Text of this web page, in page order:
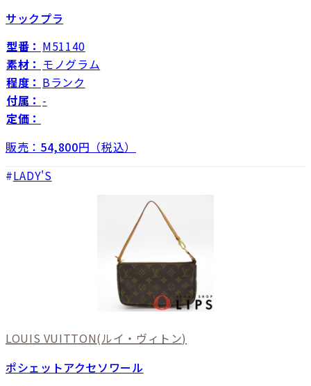
サックプラ
型番： M51140
素材： モノグラム
程度： Bランク
付属： -
定価：
販売： 54,800円（税込）
LADY'S
LOUIS VUITTON(ルイ・ヴィトン)
ポシェットアクセソワール